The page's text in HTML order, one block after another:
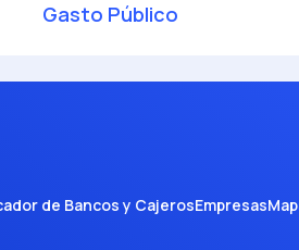
Gasto Público
de Bancos y CajerosEmpresas